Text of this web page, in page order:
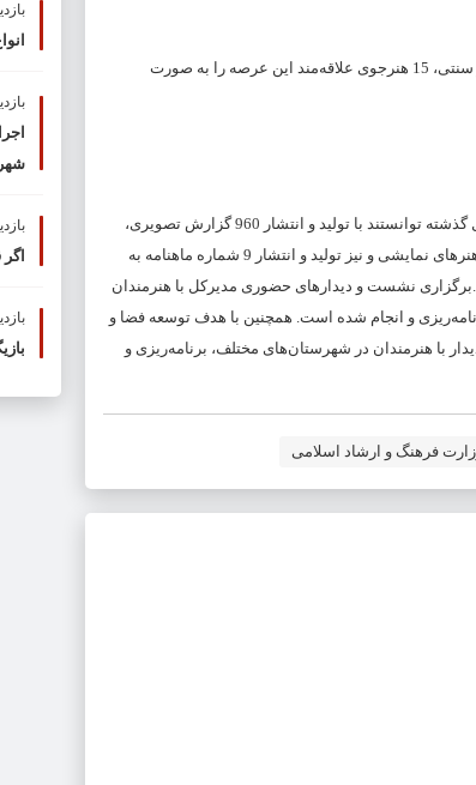
این برنامه که به همت همکاران تماشاخانه سنگلج برگزار شد، توانست با بهره‌مندی از 5 استاد برتر نمایش‌های آیینی و سنتی، 15 هنرجوی علاقه‌مند این عرصه را به صورت
روابط عمومی اداره‌کل و سایت ایران تئاتر هم که گسترده‌ترین شبکه پورتال‌های نمایشی کشور را دارا هستند، در سال گذشته توانستند با تولید و انتشار 960 گزارش تصویری،
7232 خبر، نقد، گفت‌وگو، گزارش و مطالب رسانه‌ای متنوع دیگر، همچنین تولید و انتشار 43 شماره هفته‌نامه اداره‌کل هنرهای نمایشی و نیز تولید و انتشار 9 شماره ماهنامه به
نشست و دیدارهای حضوری مدیرکل با هنرمندان
انجام‌شده محسوب می‌شود که در راستای آن، 4880 دیدار و نشست برنامه‌ریزی و انجام شده است. همچنین با هدف توسعه فضا و
و دیدار با هنرمندان در شهرستان‌های مختلف، برنامه‌ریزی و
فرهنگ و ارشاد اسلامی
بازدید:
بازدید:
بازدید:
بازدید: